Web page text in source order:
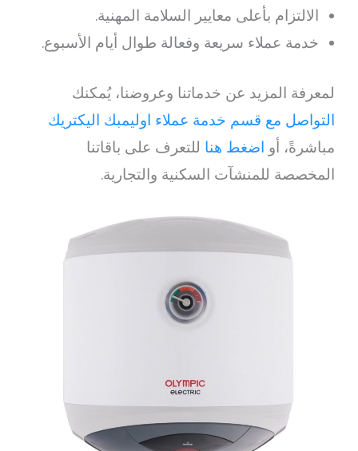
الالتزام بأعلى معايير السلامة المهنية.
خدمة عملاء سريعة وفعالة طوال أيام الأسبوع.
لمعرفة المزيد عن خدماتنا وعروضنا، يُمكنك
التواصل مع قسم خدمة عملاء اوليمبك اليكتريك
مباشرةً، أو اضغط هنا للتعرف على باقاتنا
المخصصة للمنشآت السكنية والتجارية.